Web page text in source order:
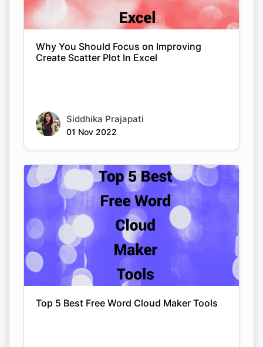
Why You Should Focus on Improving
Create Scatter Plot In Excel
Siddhika Prajapati
01 Nov 2022
Top 5 Best Free Word Cloud Maker Tools